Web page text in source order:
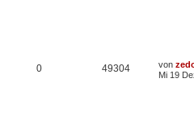
0 49304 von
Mi 19